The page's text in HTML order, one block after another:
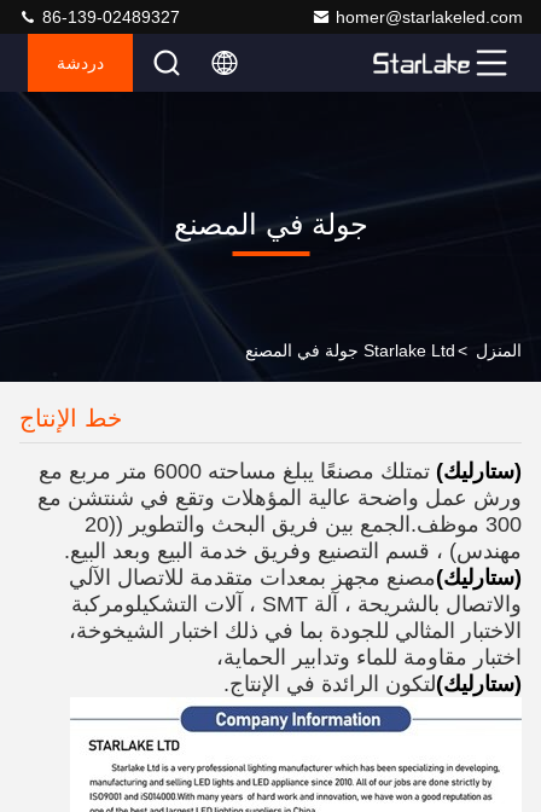
homer@starlakeled.com
86-139-02489327
دردشة
جولة في المصنع
المنزل >Starlake Ltd جولة في المصنع
خط الإنتاج
(ستارليك)
تمتلك مصنعًا يبلغ مساحته 6000 متر مربع مع
ورش عمل واضحة عالية المؤهلات وتقع في شنتشن مع
300 موظف.
الجمع بين فريق البحث والتطوير ((20
مهندس) ، قسم التصنيع وفريق خدمة البيع وبعد البيع.
(ستارليك)مصنع مجهز بمعدات متقدمة للاتصال الآلي
والاتصال بالشريحة ، آلة SMT ، آلات التشكيل
ومركبة
الاختبار المثالي للجودة بما في ذلك اختبار الشيخوخة،
اختبار مقاومة للماء وتدابير الحماية،
(ستارليك)لتكون الرائدة في الإنتاج.